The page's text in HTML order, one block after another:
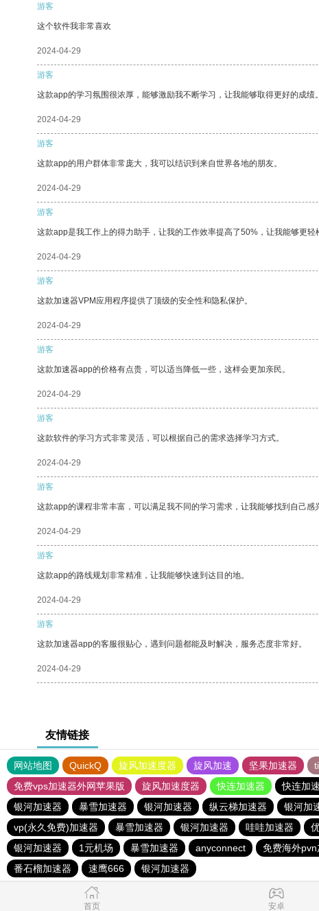
游客
这个软件我非常喜欢
2024-04-29
游客
这款app的学习氛围很浓厚，能够激励我不断学习，让我能够取得更好的成绩。
2024-04-29
游客
这款app的用户群体非常庞大，我可以结识到来自世界各地的朋友。
2024-04-29
游客
这款app是我工作上的得力助手，让我的工作效率提高了50%，让我能够更轻
2024-04-29
游客
这款加速器VPM应用程序提供了顶级的安全性和隐私保护。
2024-04-29
游客
这款加速器app的价格有点贵，可以适当降低一些，这样会更加亲民。
2024-04-29
游客
这款软件的学习方式非常灵活，可以根据自己的需求选择学习方式。
2024-04-29
游客
这款app的课程非常丰富，可以满足我不同的学习需求，让我能够找到自己感
2024-04-29
游客
这款app的路线规划非常精准，让我能够快速到达目的地。
2024-04-29
游客
这款加速器app的客服很贴心，遇到问题都能及时解决，服务态度非常好。
2024-04-29
友情链接
网站地图 QuickQ 旋风加速度器 旋风加速 坚果加速器
免费vps加速器外网苹果版
旋风加速度器 快连加速器 快连加
银河加速器
暴雪加速器 银河加速器 纵云梯加速器 银河加
vp(永久免费)加速器
暴雪加速器 银河加速器 哇哇加速器
银河加速器
1元机场 暴雪加速器 anyconnect 免费海外pvn
番石榴加速器
速鹰666 银河加速器
首页 安卓